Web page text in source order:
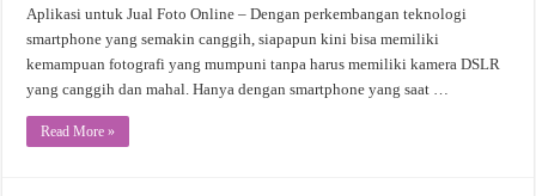
Aplikasi untuk Jual Foto Online – Dengan perkembangan teknologi
smartphone yang semakin canggih, siapapun kini bisa memiliki
kemampuan fotografi yang mumpuni tanpa harus memiliki kamera DSLR
yang canggih dan mahal. Hanya dengan smartphone yang saat …
Read More »